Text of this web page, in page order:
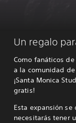
Un regalo
Como fanáticos
a la comunidad
¡Santa Monica
gratis!
Esta expansión se
necesitarás tener